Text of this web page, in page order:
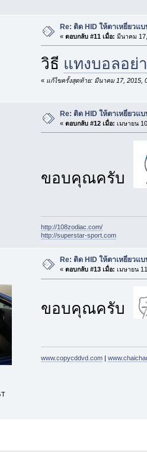
Re: ติด HID ให้ตาเหยี่ยวแ
« ตอบกลับ #11 เมื่อ: มีนาคม
วิธี แทงบอลอย่
« แก้ไขครั้งสุดท้าย: มีนาคม 17, 2015,
Re: ติด HID ให้ตาเหยี่ยวแ
« ตอบกลับ #12 เมื่อ: เมษายน
ขอบคุณครับ
http://108zodiac.com/
http://superstar-sport.com
Re: ติด HID ให้ตาเหยี่ยวแ
« ตอบกลับ #13 เมื่อ: เมษายน
ขอบคุณครับ
www.copycddvd.com|